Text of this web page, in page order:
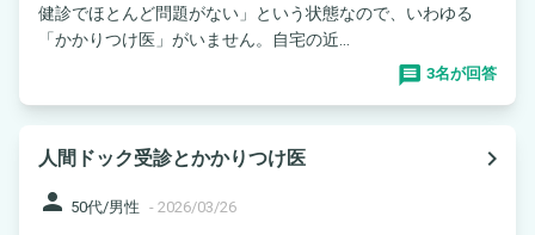
健診でほとんど問題がない」という状態なので、いわゆる
「かかりつけ医」がいません。自宅の近...
3名が回答
人間ドック受診とかかりつけ医
navigate_next
person 50代/男性 - 2026/03/26